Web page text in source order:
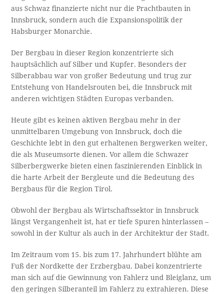
aus Schwaz finanzierte nicht nur die Prachtbauten in
Innsbruck, sondern auch die Expansionspolitik der
Habsburger Monarchie.
Der Bergbau in dieser Region konzentrierte sich
hauptsächlich auf Silber und Kupfer. Besonders der
Silberabbau war von großer Bedeutung und trug zur
Entstehung von Handelsrouten bei, die Innsbruck mit
anderen wichtigen Städten Europas verbanden.
Heute gibt es keinen aktiven Bergbau mehr in der
unmittelbaren Umgebung von Innsbruck, doch die
Geschichte lebt in den gut erhaltenen Bergwerken weiter,
die als Museumsorte dienen. Vor allem die Schwazer
Silberbergwerke bieten einen faszinierenden Einblick in
die harte Arbeit der Bergleute und die Bedeutung des
Bergbaus für die Region Tirol.
Obwohl der Bergbau als Wirtschaftssektor in Innsbruck
längst Vergangenheit ist, hat er tiefe Spuren hinterlassen –
sowohl in der Kultur als auch in der Architektur der Stadt.
Im Zeitraum vom 15. bis zum 17. Jahrhundert blühte am
Fuß der Nordkette der Erzbergbau. Dabei konzentrierte
man sich auf die Gewinnung von Fahlerz und Bleiglanz, um
den geringen Silberanteil im Fahlerz zu extrahieren. Diese